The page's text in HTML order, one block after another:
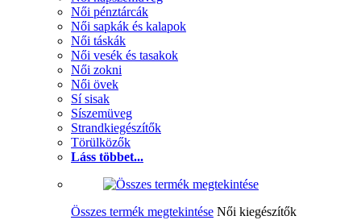
Női pénztárcák
Női sapkák és kalapok
Női táskák
Női vesék és tasakok
Női zokni
Női övek
Sí sisak
Síszemüveg
Strandkiegészítők
Törülközők
Láss többet...
Összes termék megtekintése Női kiegészítők